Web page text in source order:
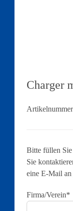
Charger
Bitte füllen
Sie
eine E-Mail an
Firma/Verein*